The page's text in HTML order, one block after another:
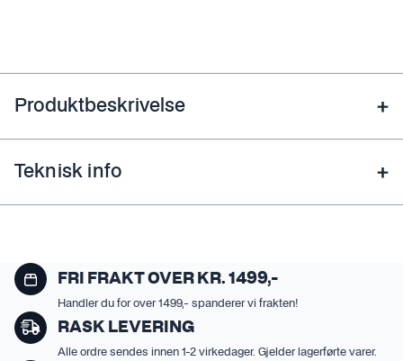
Produktbeskrivelse
Teknisk info
FRI FRAKT OVER KR. 1499,-
Handler du for over 1499,- spanderer vi frakten!
RASK LEVERING
Alle ordre sendes innen 1-2 virkedager. Gjelder lagerførte varer.